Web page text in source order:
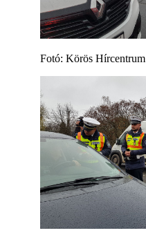
Fotó: Körös Hírcentrum